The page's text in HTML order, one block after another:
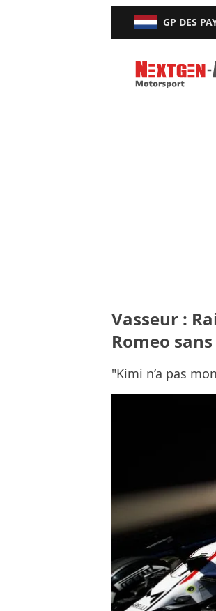
GP DES
Nextgen-
Vasseur :
Romeo
"Kimi n’a pas